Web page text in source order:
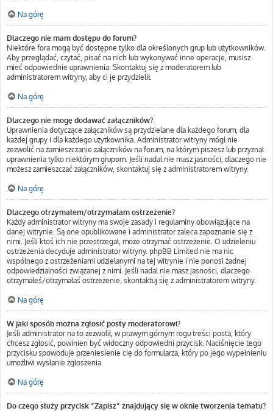
Na górę
Dlaczego nie mam dostępu do forum?
Niektóre fora mogą być dostępne tylko dla określonych grup lub użytkowników.
Aby przeglądać, czytać, pisać na nich lub wykonywać inne operacje, musisz
mieć odpowiednie uprawnienia. Skontaktuj się z moderatorem lub
administratorem witryny, aby ci je przydzielił.
Na górę
Dlaczego nie mogę dodawać załączników?
Uprawnienia dotyczące załączników są przydzielane dla każdego forum, dla
każdej grupy i dla każdego użytkownika. Administrator witryny mógł nie
zezwolić na zamieszczanie załączników na forum, na którym piszesz lub przyznał
uprawnienia tylko niektórym grupom. Jeśli nadal nie masz jasności, dlaczego nie
możesz zamieszczać załączników, skontaktuj się z administratorem witryny.
Na górę
Dlaczego otrzymałem/otrzymałam ostrzeżenie?
Każdy administrator witryny ma swoje zasady i regulaminy obowiązujące na
danej witrynie. Są one opublikowane i administrator zaleca zapoznanie się z
nimi. Jeśli ktoś ich nie przestrzegał, może otrzymać ostrzeżenie. O udzieleniu
ostrzeżenia decyduje administrator witryny. phpBB Limited nie ma nic
wspólnego z ostrzeżeniami udzielanymi na tej witrynie i nie ponosi żadnej
odpowiedzialności związanej z nimi. Jeśli nadal nie masz jasności, dlaczego
otrzymałeś/otrzymałaś ostrzeżenie, skontaktuj się z administratorem witryny.
Na górę
W jaki sposób można zgłosić posty moderatorowi?
Jeśli administrator na to zezwolił, w prawym górnym rogu treści posta, który
chcesz zgłosić, powinien być widoczny odpowiedni przycisk. Naciśnięcie tego
przycisku spowoduje przeniesienie cię do formularza, który po jego wypełnieniu
umożliwi wysłanie zgłoszenia.
Na górę
Do czego służy przycisk “Zapisz” znajdujący się w oknie tworzenia tematu?